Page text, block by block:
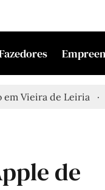
de Leiria Casal
de